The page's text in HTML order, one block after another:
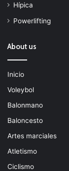
Hípica
Powerlifting
About us
Inicio
Voleybol
Balonmano
Baloncesto
Artes marciales
Atletismo
Ciclismo